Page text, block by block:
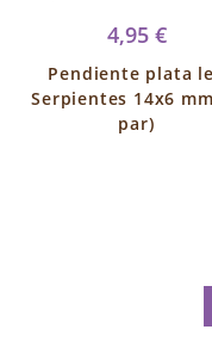
4,95 €
Pendiente plata
Serpientes 14x6
par)